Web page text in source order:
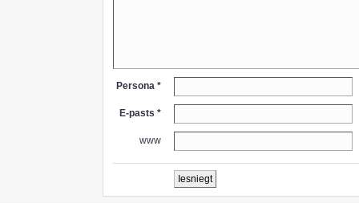
Persona *
E-pasts *
www